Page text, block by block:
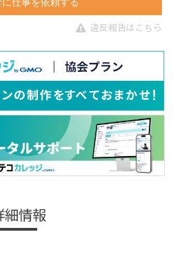
違反報告はこちら
細情報